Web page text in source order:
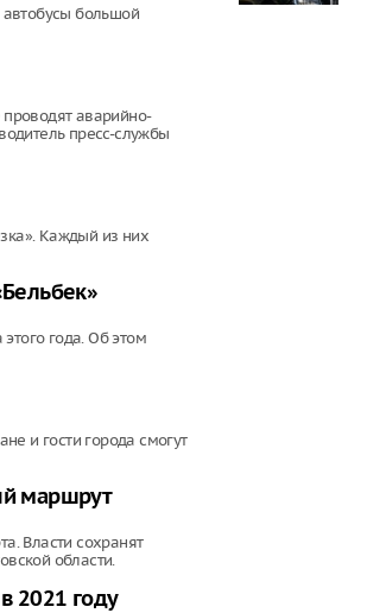
большой
аварийно-
пресс-службы
Каждый из них
года. Об этом
и гости города смогут
маршрут
Власти сохранят
области.
2021 году